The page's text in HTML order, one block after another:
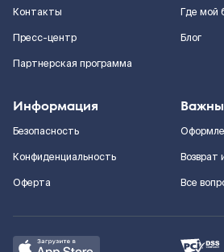
Контакты
Пресс-центр
Партнерская программа
Где мой
Блог
Информация
Безопасность
Конфиденциальность
Оферта
Возврат
Все